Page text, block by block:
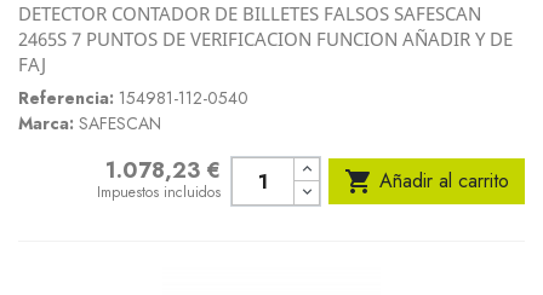
DETECTOR CONTADOR DE BILLETES FALSOS SAFESCAN
2465S 7 PUNTOS DE VERIFICACION FUNCION AÑADIR Y DE
FAJ
Referencia: 154981-112-0540
Marca: SAFESCAN
Precio
1.078,23 €
Impuestos incluidos  Añadir al carrito